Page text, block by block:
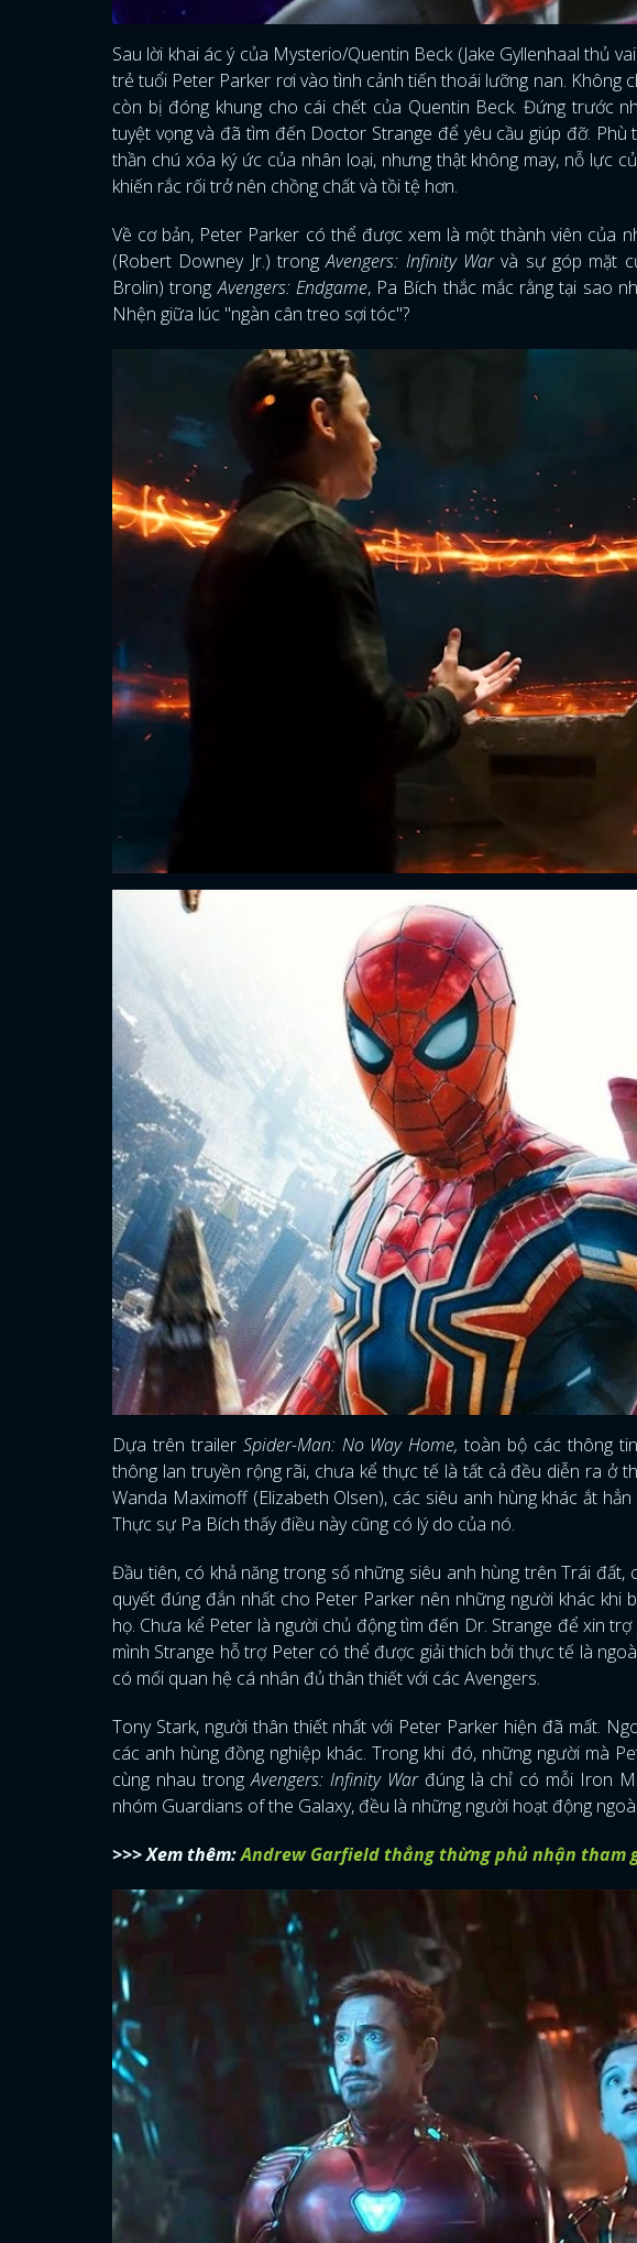
Sau lời khai ác ý của Mysterio/Quentin Beck (Jake Gyllenhaal thủ
trẻ tuổi Peter Parker rơi vào tình cảnh tiến thoái lưỡng nan. Không
còn bị đóng khung cho cái chết của Quentin Beck. Đứng trước
tuyệt vọng và đã tìm đến Doctor Strange để yêu cầu giúp đỡ.
thần chú xóa ký ức của nhân loại, nhưng thật không may, nỗ lực
khiến rắc rối trở nên chồng chất và tồi tệ hơn.
Về cơ bản, Peter Parker có thể được xem là một thành viên của
(Robert Downey Jr.) trongAvengers: Infinity Warvà sự góp mặt
Brolin) trongAvengers: Endgame, Pa Bích thắc mắc rằng tại sao
Nhện giữa lúc "ngàn cân treo sợi tóc"?
Dựa trên trailerSpider-Man: No Way Home, toàn bộ các thông
thông lan truyền rộng rãi, chưa kể thực tế là tất cả đều diễn ra ở
Wanda Maximoff (Elizabeth Olsen), các siêu anh hùng khác ắt
Thực sự Pa Bích thấy điều này cũng có lý do của nó.
Đầu tiên, có khả năng trong số những siêu anh hùng trên Trái đất,
quyết đúng đắn nhất cho Peter Parker nên những người khác
họ. Chưa kể Peter là người chủ động tìm đến Dr. Strange để xin
mình Strange hỗ trợ Peter có thể được giải thích bởi thực tế là
có mối quan hệ cá nhân đủ thân thiết với các Avengers.
Tony Stark, người thân thiết nhất với Peter Parker hiện đã mất.
các anh hùng đồng nghiệp khác. Trong khi đó, những người mà
cùng nhau trongAvengers: Infinity Warđúng là chỉ có mỗi Iron
nhóm Guardians of the Galaxy, đều là những người hoạt động
>>> Xem thêm:Andrew Garfield thẳng thừng phủ nhận tham